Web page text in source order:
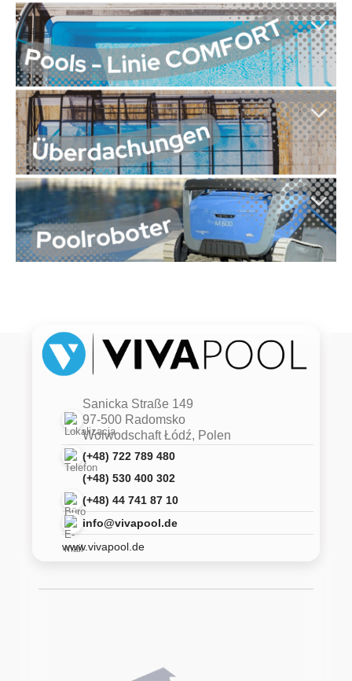
Sanicka Straße 149
97-500 Radomsko
Woiwodschaft Łódź, Polen
(+48) 722 789 480
(+48) 530 400 302
(+48) 44 741 87 10
info@vivapool.de
www.vivapool.de